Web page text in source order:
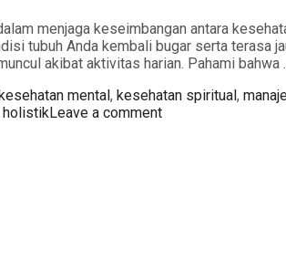
menjaga keseimbangan antara
tubuh Anda kembali bugar serta terasa
akibat aktivitas harian. Pahami bahwa
mental, kesehatan spiritual,
Leave a comment